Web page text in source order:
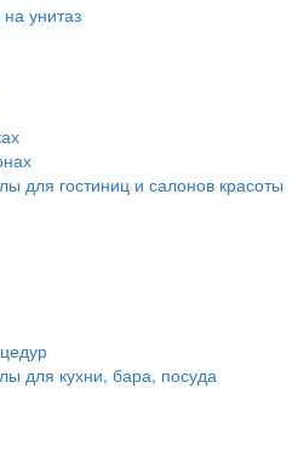
унитаз
для гостиниц и салонов красоты
для кухни, бара, посуда